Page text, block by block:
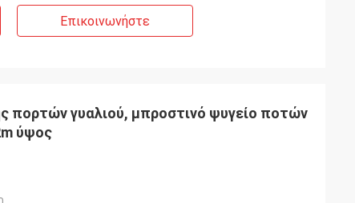
Επικοινωνήστε
πορτών γυαλιού, μπροστινό ψυγείο ποτών
ύψος